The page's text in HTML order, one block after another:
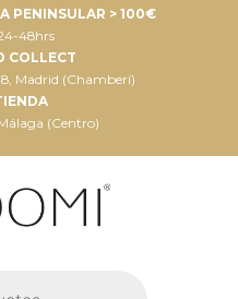
PENINSULAR > 100€
48hrs
COLLECT
Madrid (Chamberí)
(Centro)